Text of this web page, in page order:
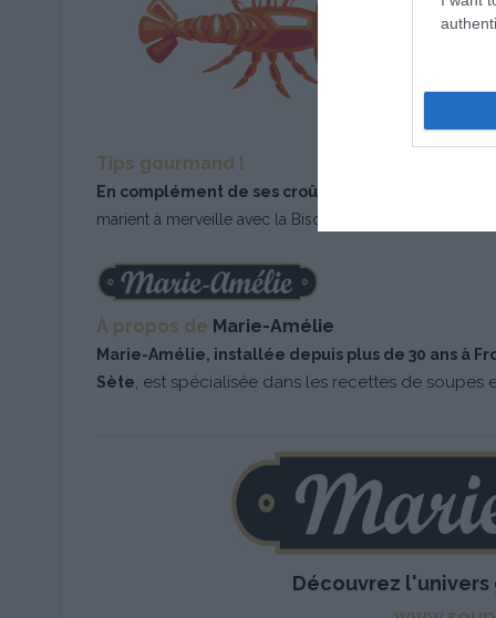
Tips gourmand !
En complément de ses croûtons conventionnels,
marient à merveille avec la Bisque de Homard Marie-
À propos de Marie-Amélie
Marie-Amélie, installée depuis plus de 30 ans à
Sète, est spécialisée dans les recettes de
Découvrez l'univers